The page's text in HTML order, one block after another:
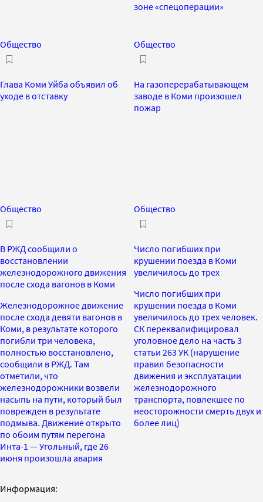
зоне «спецоперации»
Общество
Глава Коми Уйба объявил об
уходе в отставку
Общество
На газоперерабатывающем
заводе в Коми произошел
пожар
Общество
В РЖД сообщили о
восстановлении
железнодорожного движения
после схода вагонов в Коми
Железнодорожное движение
после схода девяти вагонов в
Коми, в результате которого
погибли три человека,
полностью восстановлено,
сообщили в РЖД. Там
отметили, что
железнодорожники возвели
насыпь на пути, который был
поврежден в результате
подмыва. Движение открыто
по обоим путям перегона
Инта-1 — Угольный, где 26
июня произошла авария
Общество
Число погибших при
крушении поезда в Коми
увеличилось до трех
Число погибших при
крушении поезда в Коми
увеличилось до трех человек.
СК переквалифицировал
уголовное дело на часть 3
статьи 263 УК (нарушение
правил безопасности
движения и эксплуатации
железнодорожного
транспорта, повлекшее по
неосторожности смерть двух и
более лиц)
Информация: